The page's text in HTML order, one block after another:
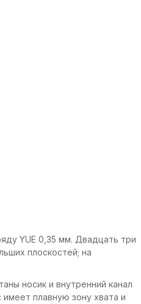
YUE 0,35 мм. Двадцать три
плоскостей; на
носик и внутренний канал
плавную зону хвата и